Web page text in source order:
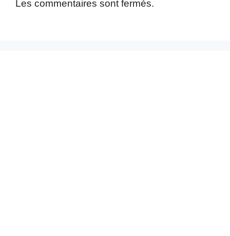
Les commentaires sont fermés.